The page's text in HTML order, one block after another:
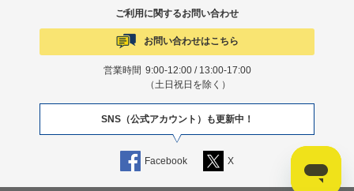
ご利用に関するお問い合わせ
お問い合わせはこちら
営業時間 9:00-12:00 / 13:00-17:00
（土日祝日を除く）
SNS（公式アカウント）も更新中！
Facebook X